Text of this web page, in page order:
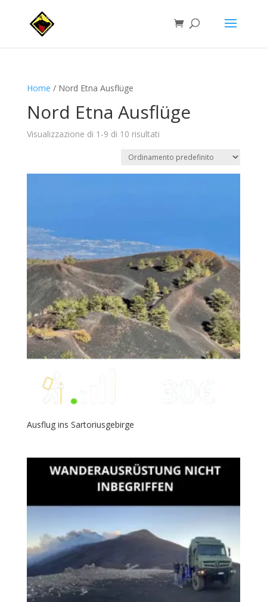
Home / Nord Etna Ausflüge
Nord Etna Ausflüge
Visualizzazione di 1-9 di 10 risultati
Ausflug ins Sartoriusgebirge